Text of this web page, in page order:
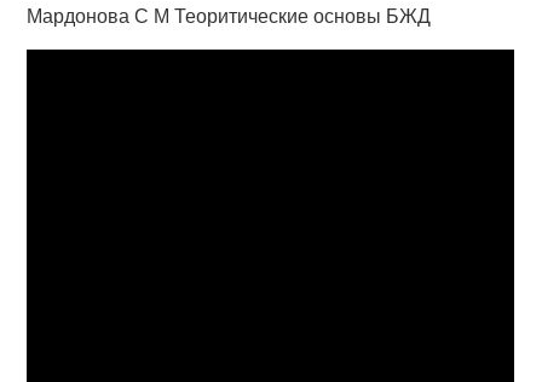
Мардонова С М Теоритические основы БЖД